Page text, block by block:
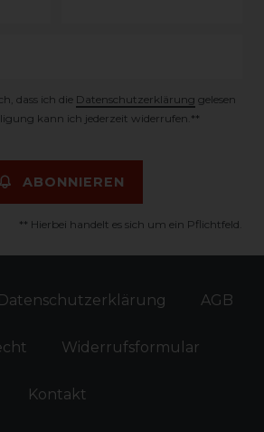
dass ich die Daten­schutz­erklärung gelesen
kann ich jederzeit widerrufen.**
ABONNIEREN
** Hierbei handelt es sich um ein Pflichtfeld.
Daten­schutz­erklärung AGB
Widerrufs­formular
Kontakt